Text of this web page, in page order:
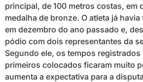
principal, de 100 metros costas, em
medalha de bronze. O atleta já
em dezembro do ano passado e,
pódio com dois representantes da
Segundo ele, os tempos registrados
primeiros colocados ficaram muito
aumenta a expectativa para a